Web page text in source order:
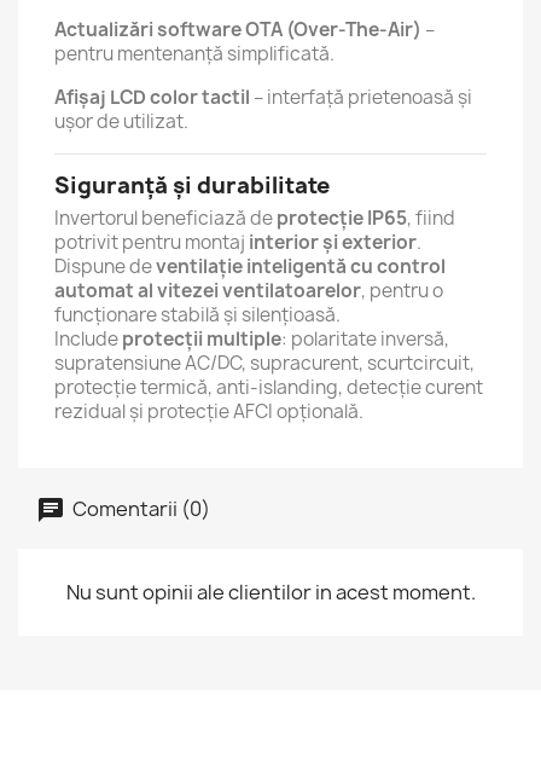
Actualizări software OTA (Over-The-Air) –
pentru mentenanță simplificată.
Afișaj LCD color tactil – interfață prietenoasă și
ușor de utilizat.
Siguranță și durabilitate
Invertorul beneficiază deprotecție IP65, fiind
potrivit pentru montaj interior și exterior.
Dispune deventilație inteligentă cu control
automat al vitezei ventilatoarelor, pentru o
funcționare stabilă și silențioasă.
Includeprotecții multiple: polaritate inversă,
supratensiune AC/DC, supracurent, scurtcircuit,
protecție termică, anti-islanding, detecție curent
rezidual și protecție AFCI opțională.
Comentarii (0)
Nu sunt opinii ale clientilor in acest moment.